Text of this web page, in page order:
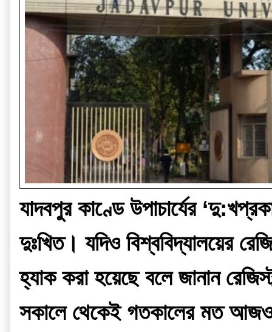
যাদবপুর কাণ্ডে উপাচার্যের
দুঃখিত। যদিও বিশ্ববিদ্যালয়ের
হ্যাক করা হয়েছে বলে জানান
সকালে থেকেই গতকালের মত আজও